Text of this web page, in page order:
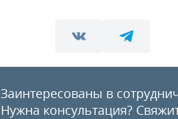
Заинтересованы в
Нужна консультация?